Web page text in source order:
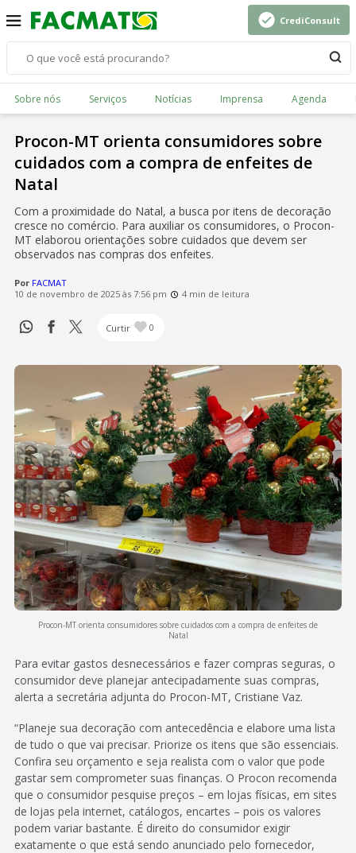
CrediConsult
Sobre nós Serviços Notícias Imprensa Agenda
Procon-MT orienta consumidores sobre
cuidados com a compra de enfeites de
Natal
Com a proximidade do Natal, a busca por itens de decoração
cresce no comércio. Para auxiliar os consumidores, o Procon-
MT elaborou orientações sobre cuidados que devem ser
observados nas compras dos enfeites.
Por FACMAT
10 de novembro de 2025 às 7:56 pm
4 min de leitura
Curtir 0
Procon-MT orienta consumidores sobre cuidados com a compra de enfeites de
Natal
Para evitar gastos desnecessários e fazer compras seguras, o
consumidor deve planejar antecipadamente suas compras,
alerta a secretária adjunta do Procon-MT, Cristiane Vaz.
“Planeje sua decoração com antecedência e elabore uma lista
de tudo o que vai precisar. Priorize os itens que são essenciais.
Confira seu orçamento e seja realista com o valor que pode
gastar sem comprometer suas finanças. O Procon recomenda
que o consumidor pesquise preços – em lojas físicas, em sites
de lojas pela internet, catálogos, encartes – pois os valores
podem variar bastante. É direito do consumidor exigir
exatamente o que está sendo anunciado pelo fornecedor,